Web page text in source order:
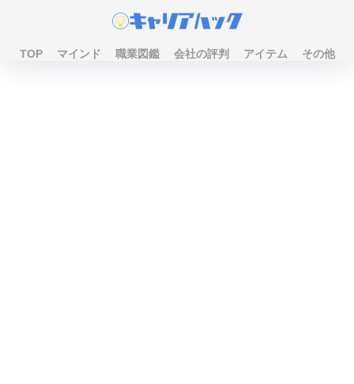
TOP マインド 職業図鑑 会社の評判 アイテム その他